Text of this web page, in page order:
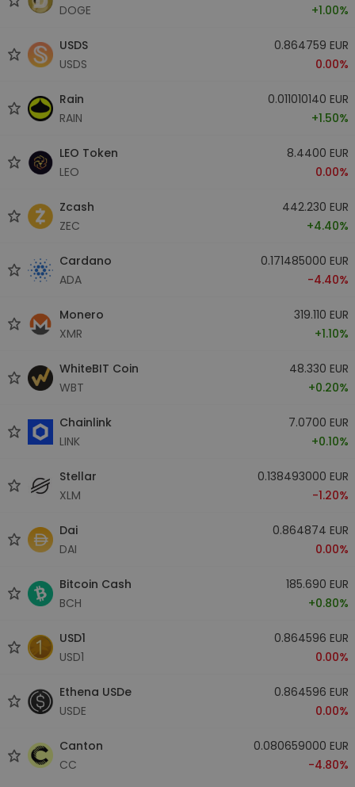
DOGE
+1.00%
USDS
USDS
0.864759 EUR
0.00%
Rain
RAIN
0.011010140 EUR
+1.50%
LEO Token
LEO
8.4400 EUR
0.00%
Zcash
ZEC
442.230 EUR
+4.40%
Cardano
ADA
0.171485000 EUR
-4.40%
Monero
XMR
319.110 EUR
+1.10%
WhiteBIT Coin
WBT
48.330 EUR
+0.20%
Chainlink
LINK
7.0700 EUR
+0.10%
Stellar
XLM
0.138493000 EUR
-1.20%
Dai
DAI
0.864874 EUR
0.00%
Bitcoin Cash
BCH
185.690 EUR
+0.80%
USD1
USD1
0.864596 EUR
0.00%
Ethena USDe
USDE
0.864596 EUR
0.00%
Canton
CC
0.080659000 EUR
-4.80%